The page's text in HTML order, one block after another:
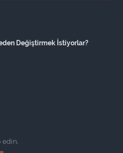
Değiştirmek İstiyorlar?